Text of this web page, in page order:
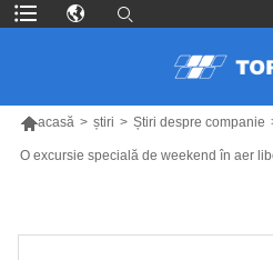
acasă > știri > Știri despre companie
O excursie specială de weekend în aer